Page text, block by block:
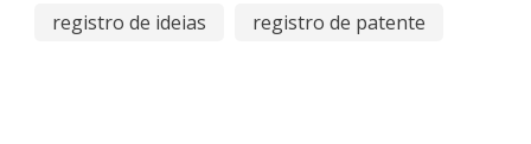
registro de ideias
registro de patente